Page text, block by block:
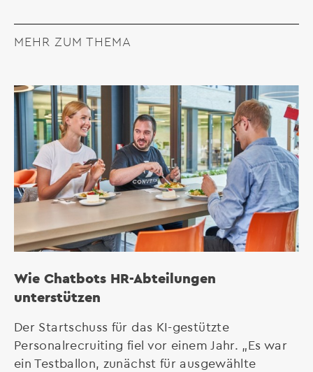
MEHR ZUM THEMA
Wie Chatbots HR-Abteilungen
unterstützen
Der Startschuss für das KI-gestützte
Personalrecruiting fiel vor einem Jahr. „Es war
ein Testballon, zunächst für ausgewählte